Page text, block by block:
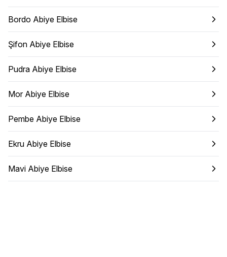
Bordo Abiye Elbise
Şifon Abiye Elbise
Pudra Abiye Elbise
Mor Abiye Elbise
Pembe Abiye Elbise
Ekru Abiye Elbise
Mavi Abiye Elbise